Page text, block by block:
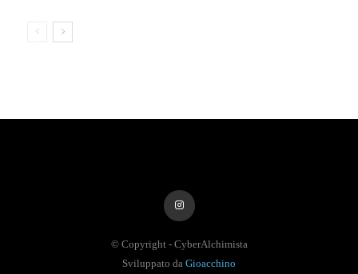
© Copyright - CyberAlchimista
Sviluppato da Gioacchino